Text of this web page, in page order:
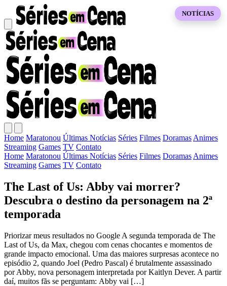
Home Maratonou Últimas Notícias Séries Filmes Doramas Animes
Streaming Games TV Contato
Home Maratonou Últimas Notícias Séries Filmes Doramas Animes
Streaming Games TV Contato
The Last of Us: Abby vai morrer?
Descubra o destino da personagem na 2ª
temporada
Priorizar meus resultados no Google A segunda temporada de The
Last of Us, da Max, chegou com cenas chocantes e momentos de
grande impacto emocional. Uma das maiores surpresas acontece no
episódio 2, quando Joel (Pedro Pascal) é brutalmente assassinado
por Abby, nova personagem interpretada por Kaitlyn Dever. A partir
daí, muitos fãs se perguntam: Abby vai […]
NOTÍCIAS